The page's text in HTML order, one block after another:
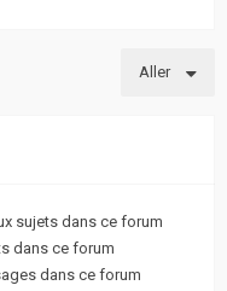
Aller
sujets dans ce forum
dans ce forum
dans ce forum